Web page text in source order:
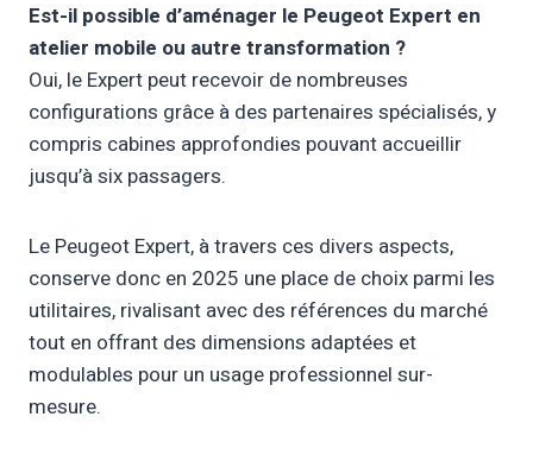
Est-il possible d’aménager le Peugeot Expert en
atelier mobile ou autre transformation ?
Oui, le Expert peut recevoir de nombreuses
configurations grâce à des partenaires spécialisés, y
compris cabines approfondies pouvant accueillir
jusqu’à six passagers.
Le Peugeot Expert, à travers ces divers aspects,
conserve donc en 2025 une place de choix parmi les
utilitaires, rivalisant avec des références du marché
tout en offrant des dimensions adaptées et
modulables pour un usage professionnel sur-
mesure.